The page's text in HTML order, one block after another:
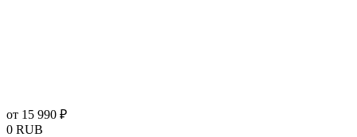
от 15 990 ₽
0 RUB